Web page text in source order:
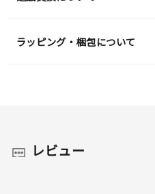
ラッピング・梱包について
レビュー